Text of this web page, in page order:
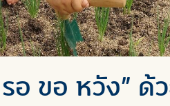
อ ขอ หวัง” ด้